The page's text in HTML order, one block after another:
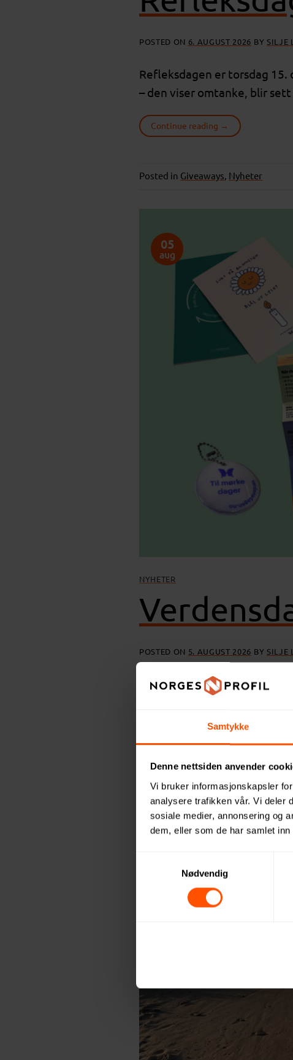
Samtykke
Denne nettsiden anvender
Vi bruker informasjonskapsler
analysere trafikken vår. Vi deler
sosiale medier, annonsering og
dem, eller som de har samlet
Nødvendig
POSTED ON 6. AUGUST 2026 BY SILJE
Refleksdagen er torsdag
– den viser omtanke, blir
Continue reading →
Posted in Giveaways, Nyheter
05
aug
NYHETER
POSTED ON 5. AUGUST 2026 BY SILJE
Verdensdagen for psykisk
Posted inNyheter